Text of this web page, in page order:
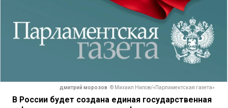
дмитрий морозов © Михаил Нилов/«Парламентская газета»
В России будет создана единая государственная